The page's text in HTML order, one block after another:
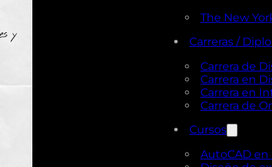
The New
Carreras /
Carrera de
Carrera en
Carrera en
Carrera de
Cursos
AutoCAD en